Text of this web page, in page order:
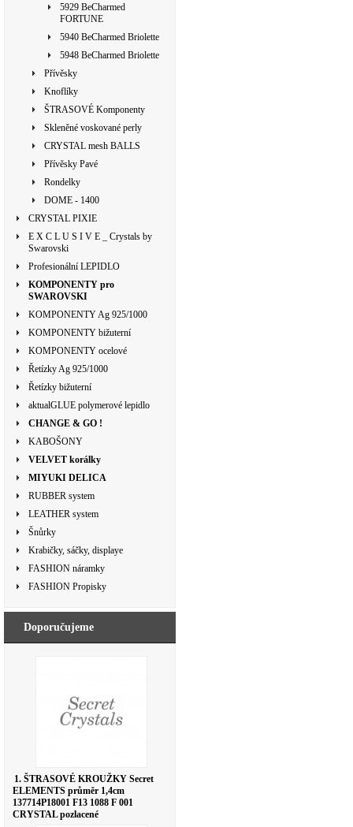
5929 BeCharmed
FORTUNE
5940 BeCharmed Briolette
5948 BeCharmed Briolette
Přívěsky
Knoflíky
ŠTRASOVÉ Komponenty
Skleněné voskované perly
CRYSTAL mesh BALLS
Přívěsky Pavé
Rondelky
DOME - 1400
CRYSTAL PIXIE
E X C L U S I V E _ Crystals by
Swarovski
Profesionální LEPIDLO
KOMPONENTY pro
SWAROVSKI
KOMPONENTY Ag 925/1000
KOMPONENTY bižuterní
KOMPONENTY ocelové
Řetízky Ag 925/1000
Řetízky bižuterní
aktualGLUE polymerové lepidlo
CHANGE & GO !
KABOŠONY
VELVET korálky
MIYUKI DELICA
RUBBER system
LEATHER system
Šnůrky
Krabičky, sáčky, displaye
FASHION náramky
FASHION Propisky
Doporučujeme
1. ŠTRASOVÉ KROUŽKY Secret
ELEMENTS průměr 1,4cm
137714P18001 F13 1088 F 001
CRYSTAL pozlacené